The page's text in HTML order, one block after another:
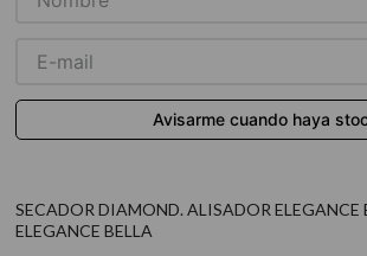
SECADOR DIAMOND. ALISADOR ELEGANCE
ELEGANCE BELLA
10.